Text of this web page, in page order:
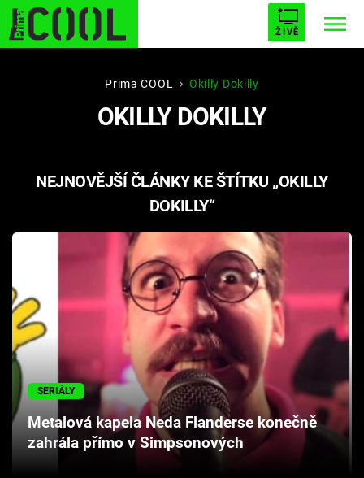
ŽIVĚ
STARHOUSE BUFFY, PŘEMOŽITELKA UPÍRŮ
PLNEJ KOTEL AVENGERS 5
Seriály
Hry
Cool Esport
Pořady
Prima COOL Okilly Dokilly
OKILLY DOKILLY
NEJNOVĚJŠÍ ČLÁNKY KE ŠTÍTKU „OKILLY
DOKILLY“
SERIÁLY
Metalová kapela Neda Flanderse konečně
zahrála přímo v Simpsonových